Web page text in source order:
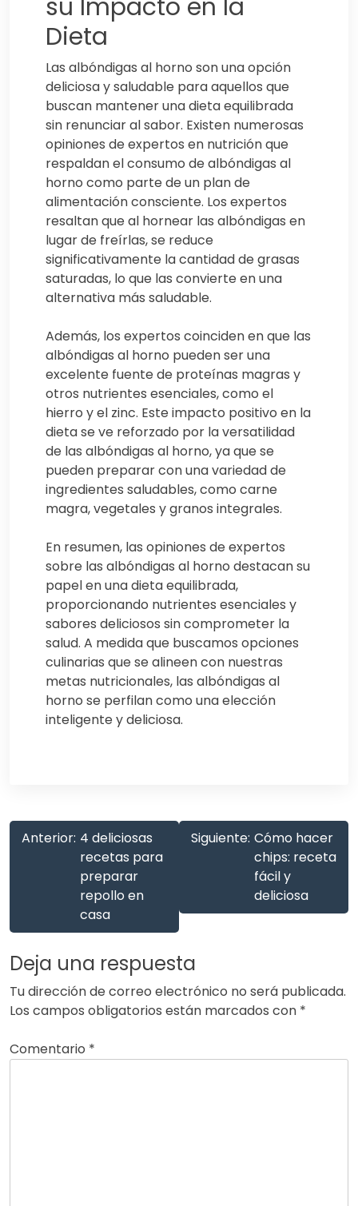
su Impacto en la
Dieta
Las albóndigas al horno son una opción
deliciosa y saludable para aquellos que
buscan mantener una dieta equilibrada
sin renunciar al sabor. Existen numerosas
opiniones de expertos en nutrición que
respaldan el consumo de albóndigas al
horno como parte de un plan de
alimentación consciente. Los expertos
resaltan que al hornear las albóndigas en
lugar de freírlas, se reduce
significativamente la cantidad de grasas
saturadas, lo que las convierte en una
alternativa más saludable.
Además, los expertos coinciden en que las
albóndigas al horno pueden ser una
excelente fuente de proteínas magras y
otros nutrientes esenciales, como el
hierro y el zinc. Este impacto positivo en la
dieta se ve reforzado por la versatilidad
de las albóndigas al horno, ya que se
pueden preparar con una variedad de
ingredientes saludables, como carne
magra, vegetales y granos integrales.
En resumen, las opiniones de expertos
sobre las albóndigas al horno destacan su
papel en una dieta equilibrada,
proporcionando nutrientes esenciales y
sabores deliciosos sin comprometer la
salud. A medida que buscamos opciones
culinarias que se alineen con nuestras
metas nutricionales, las albóndigas al
horno se perfilan como una elección
inteligente y deliciosa.
Anterior: 4 deliciosas
recetas para
preparar
repollo en
casa
Siguiente: Cómo hacer
chips: receta
fácil y
deliciosa
Deja una respuesta
Tu dirección de correo electrónico no será publicada.
Los campos obligatorios están marcados con *
Comentario *